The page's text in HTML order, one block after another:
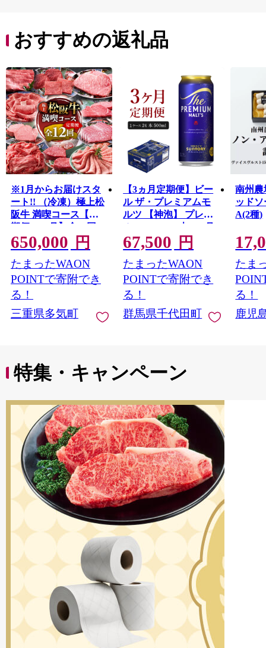
おすすめの返礼品
※1月からお届けスタ
ート!! （冷凍）極上松
阪牛 満喫コース【定
期便12ヵ月】全12回
（ヒレ・シャトーブリ
アン・サーロイン・赤
身・霜降り・すき焼
き・しゃぶしゃぶ・ハ
ンバーグ・松阪牛 松
坂牛 高級肉 霜降り肉
ブランド牛 国産牛 贈
すすめ） UOD-34
650,000 円
たまったWAON
POINTで寄附でき
る！
三重県多気町
【3ヵ月定期便】ビー
ル ザ・プレミアムモ
ルツ 【神泡】 プレモ
ル 500ml × 24本 3ヶ月
コース(計3箱)
67,500 円
たまったWAON
POINTで寄附でき
る！
群馬県千代田町
南州農
ッド
A(2種)
たま
る！
鹿児
特集・キャンペーン